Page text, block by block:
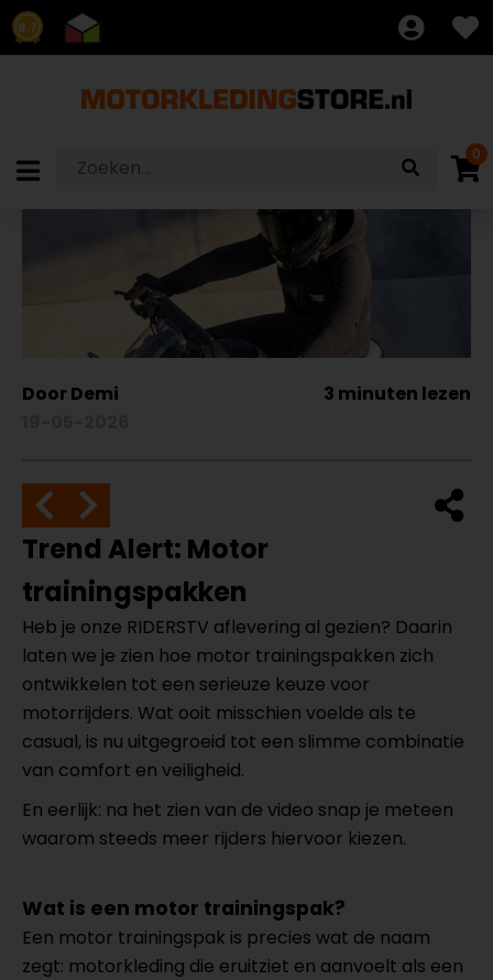
8.7
0
Door Demi
3 minuten lezen
Trend Alert: Motor
trainingspakken
Heb je onze RIDERSTV aflevering al gezien? Daarin
laten we je zien hoe motor trainingspakken zich
ontwikkelen tot een serieuze keuze voor
motorrijders. Wat ooit misschien voelde als te
casual, is nu uitgegroeid tot een slimme combinatie
van comfort en veiligheid.
En eerlijk: na het zien van de video snap je meteen
waarom steeds meer rijders hiervoor kiezen.
Wat is een motor trainingspak?
Een motor trainingspak is precies wat de naam
zegt: motorkleding die eruitziet en aanvoelt als een